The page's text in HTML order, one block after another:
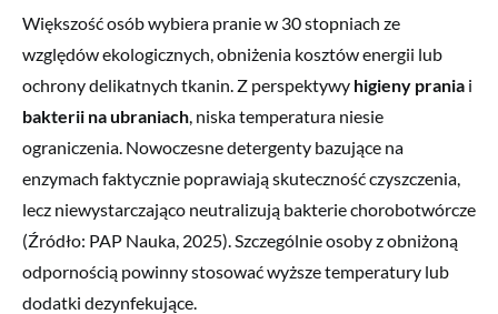
Większość osób wybiera pranie w 30 stopniach ze
względów ekologicznych, obniżenia kosztów energii lub
ochrony delikatnych tkanin. Z perspektywy higieny prania i
bakterii na ubraniach, niska temperatura niesie
ograniczenia. Nowoczesne detergenty bazujące na
enzymach faktycznie poprawiają skuteczność czyszczenia,
lecz niewystarczająco neutralizują bakterie chorobotwórcze
(Źródło: PAP Nauka, 2025). Szczególnie osoby z obniżoną
odpornością powinny stosować wyższe temperatury lub
dodatki dezynfekujące.